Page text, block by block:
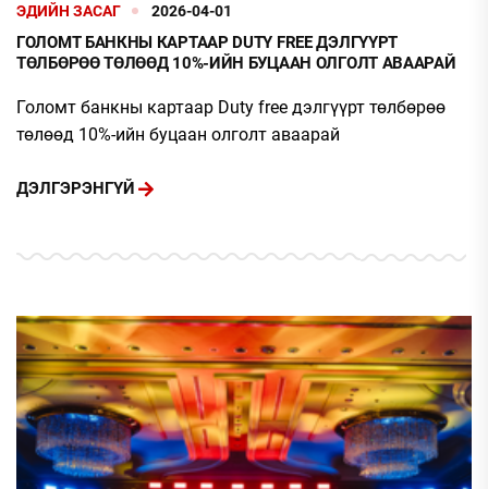
ЭДИЙН ЗАСАГ 2026-04-01
ГОЛОМТ БАНКНЫ КАРТААР DUTY FREE ДЭЛГҮҮРТ
ТӨЛБӨРӨӨ ТӨЛӨӨД 10%-ИЙН БУЦААН ОЛГОЛТ АВААРАЙ
Голомт банкны картаар Duty free дэлгүүрт төлбөрөө
төлөөд 10%-ийн буцаан олголт аваарай
ДЭЛГЭРЭНГҮЙ